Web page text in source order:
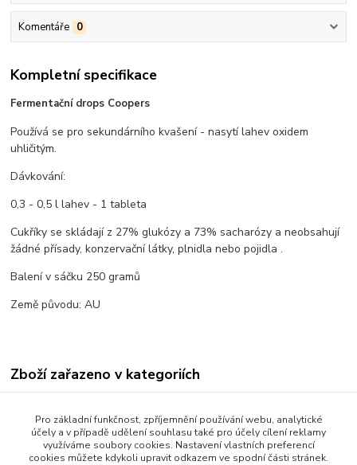
Komentáře 0
Kompletní specifikace
Fermentační drops Coopers
Používá se pro sekundárního kvašení - nasytí lahev oxidem
uhličitým.
Dávkování:
0,3 - 0,5 l lahev - 1 tableta
Cukříky se skládají z 27% glukózy a 73% sacharózy a neobsahují
žádné přísady, konzervační látky, plnidla nebo pojidla .
Balení v sáčku 250 gramů
Země původu: AU
Zboží zařazeno v kategoriích
Vinné a cider sety
Speciální kvasnice
Pro základní funkčnost, zpříjemnění používání webu, analytické
účely a v případě udělení souhlasu také pro účely cílení reklamy
využíváme soubory cookies. Nastavení vlastních preferencí
cookies můžete kdykoli upravit odkazem ve spodní části stránek.